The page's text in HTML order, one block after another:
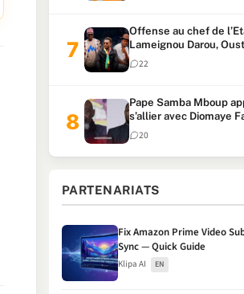
Offense au chef de
Lameignou Darou,
Ndiaye Touba
condamnés
22
Pape Samba Mboup
s’allier avec Diomaye
locales et tacle Sonko
20
PARTENARIATS
Fix Amazon Prime Video
Sync — Quick Guide
Klipa AI EN